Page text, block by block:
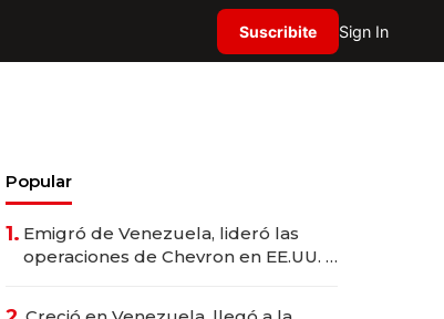
Suscribite Sign In
Popular
1. Emigró de Venezuela, lideró las
operaciones de Chevron en EE.UU. y